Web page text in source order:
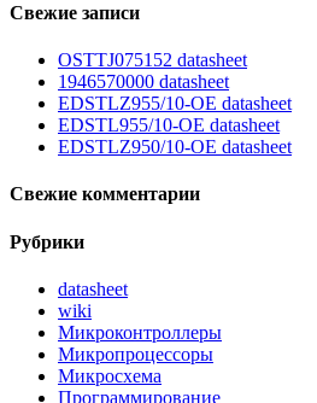
Свежие записи
OSTTJ075152 datasheet
1946570000 datasheet
EDSTLZ955/10-OE datasheet
EDSTL955/10-OE datasheet
EDSTLZ950/10-OE datasheet
Свежие комментарии
Рубрики
datasheet
wiki
Микроконтроллеры
Микропроцессоры
Микросхема
Программирование